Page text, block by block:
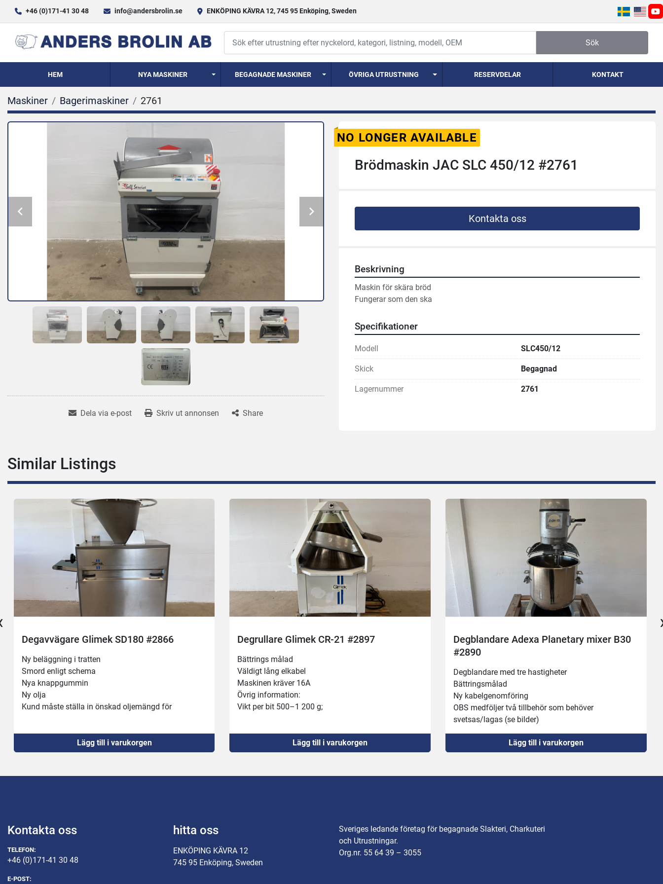
+46 (0)171-41 30 48 info@andersbrolin.se ENKÖPING KÄVRA 12, 745 95 Enköping, Sweden
Sök
HEM NYA MASKINER BEGAGNADE MASKINER ÖVRIGA UTRUSTNING RESERVDELAR KONTAKT
Maskiner Bagerimaskiner 2761
Dela via e-post Skriv ut annonsen Share
NO LONGER AVAILABLE
Brödmaskin JAC SLC 450/12 #2761
Kontakta oss
Beskrivning
Maskin för skära bröd
Fungerar som den ska
Specifikationer
Modell SLC450/12
Skick Begagnad
Lagernummer 2761
Similar Listings
Degavvägare Glimek SD180 #2866
Ny beläggning i tratten
Smord enligt schema
Nya knappgummin
Ny olja
Kund måste ställa in önskad oljemängd för
Fungerar som den skaLägg till i varukorgen
Degrullare Glimek CR-21 #2897
Bättrings målad
Väldigt lång elkabel
Maskinen kräver 16A
Övrig information:
Vikt per bit 500–1 200 g;
Lägg till i varukorgen
Degblandare Adexa Planetary mixer B30
#2890
Degblandare med tre hastigheter
Bättringsmålad
Ny kabelgenomföring
OBS medföljer två tillbehör som behöver
svetsas/lagas (se bilder)
Lägg till i varukorgen
Kontakta oss
TELEFON:
+46 (0)171-41 30 48
E-POST:
hitta oss
ENKÖPING KÄVRA 12
745 95 Enköping, Sweden
Sveriges ledande företag för begagnade Slakteri, Charkuteri
och Utrustningar.
Org.nr. 55 64 39 – 3055